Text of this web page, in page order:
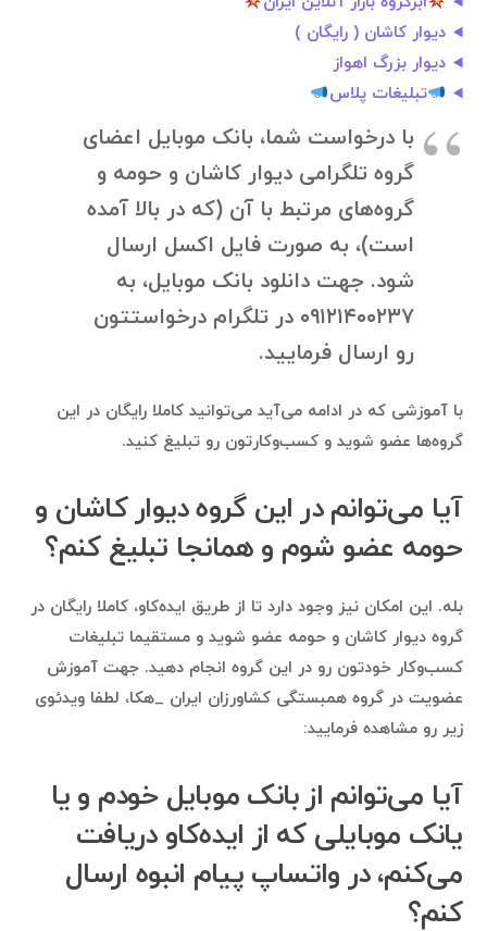
دیوار کاشان ( رایگان )
دیوار بزرگ اهواز
تبلیغات پلاس
با درخواست شما، بانک موبایل اعضای
گروه تلگرامی دیوار کاشان و حومه و
گروه‌های مرتبط با آن (که در بالا آمده
است)، به صورت فایل اکسل ارسال
شود. جهت دانلود بانک موبایل، به
۰۹۱۲۱۴۰۰۲۳۷ در تلگرام درخواستتون
رو ارسال فرمایید.
با آموزشی که در ادامه می‌آید می‌توانید کاملا رایگان در این
گروه‌ها عضو شوید و کسب‌وکارتون رو تبلیغ کنید.
آیا می‌توانم در این گروه دیوار کاشان و
حومه عضو شوم و همانجا تبلیغ کنم؟
بله. این امکان نیز وجود دارد تا از طریق ایده‌کاو، کاملا رایگان در
گروه دیوار کاشان و حومه عضو شوید و مستقیما تبلیغات
کسب‌وکار خودتون رو در این گروه انجام دهید. جهت آموزش
عضویت در گروه همبستگی کشاورزان ایران _هکا، لطفا ویدئوی
زیر رو مشاهده فرمایید:
آیا می‌توانم از بانک موبایل خودم و یا
یانک موبایلی که از ایده‌کاو دریافت
می‌کنم، در واتساپ پیام انبوه ارسال
کنم؟